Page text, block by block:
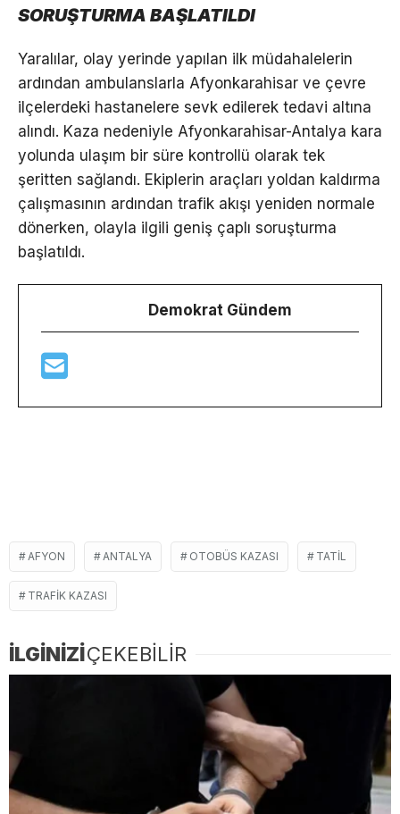
SORUŞTURMA BAŞLATILDI
Yaralılar, olay yerinde yapılan ilk müdahalelerin
ardından ambulanslarla Afyonkarahisar ve çevre
ilçelerdeki hastanelere sevk edilerek tedavi altına
alındı. Kaza nedeniyle Afyonkarahisar-Antalya kara
yolunda ulaşım bir süre kontrollü olarak tek
şeritten sağlandı. Ekiplerin araçları yoldan kaldırma
çalışmasının ardından trafik akışı yeniden normale
dönerken, olayla ilgili geniş çaplı soruşturma
başlatıldı.
Demokrat Gündem
AFYON ANTALYA OTOBÜS KAZASI TATIL
TRAFIK KAZASI
İLGİNİZİÇEKEBİLİR